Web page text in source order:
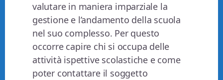
valutare in maniera imparziale la
gestione e l’andamento della scuola
nel suo complesso. Per questo
occorre capire chi si occupa delle
attività ispettive scolastiche e come
poter contattare il soggetto